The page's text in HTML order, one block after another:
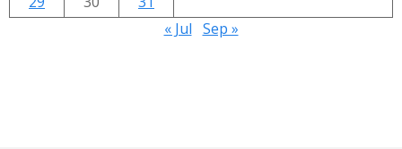
« Jul Sep »